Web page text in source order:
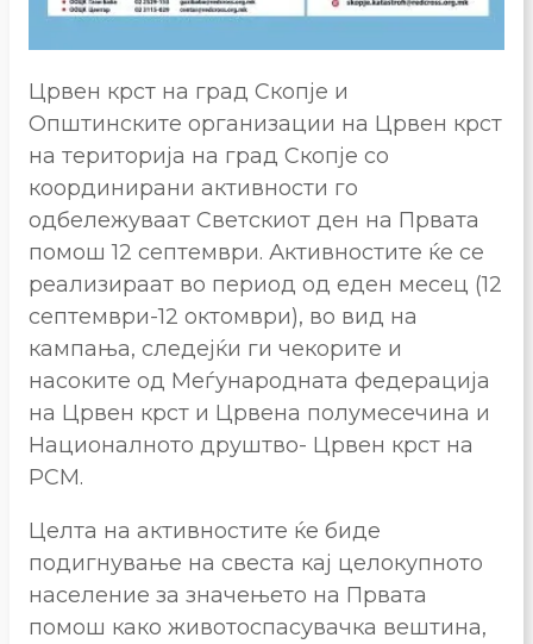
Црвен крст на град Скопје и
Општинските организации на Црвен крст
на територија на град Скопје со
координирани активности го
одбележуваат Светскиот ден на Првата
помош 12 септември. Активностите ќе се
реализираат во период од еден месец (12
септември-12 октомври), во вид на
кампања, следејќи ги чекорите и
насоките од Меѓународната федерација
на Црвен крст и Црвена полумесечина и
Националното друштво- Црвен крст на
РСМ.
Целта на активностите ќе биде
подигнување на свеста кај целокупното
население за значењето на Првата
помош како животоспасувачка вештина,